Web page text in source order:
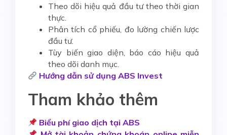
Theo dõi hiệu quả đầu tư theo thời gian
thực.
Phân tích cổ phiếu, đo lường chiến lược
đầu tư.
Tùy biến giao diện, báo cáo hiệu quả
theo dõi danh mục.
Hướng dẫn sử dụng ABS Invest
Tham khảo thêm
Biểu phí giao dịch tại ABS